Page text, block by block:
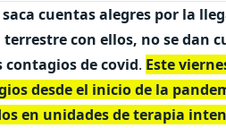
cuentas alegres por la
con ellos, no se dan
de covid. Este
desde el inicio de la
en unidades de terapia